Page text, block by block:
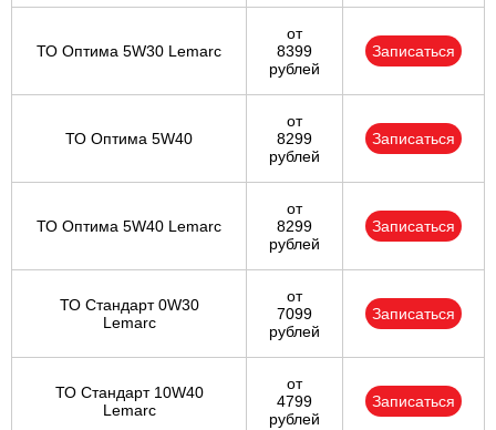
ТО Оптима 5W30 Lemarc
от
8399
рублей
Записаться
ТО Оптима 5W40
от
8299
рублей
Записаться
ТО Оптима 5W40 Lemarc
от
8299
рублей
Записаться
ТО Стандарт 0W30
Lemarc
от
7099
рублей
Записаться
ТО Стандарт 10W40
Lemarc
от
4799
рублей
Записаться